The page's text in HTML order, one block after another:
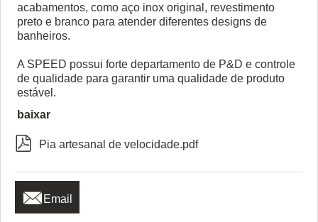
acabamentos, como aço inox original, revestimento
preto e branco para atender diferentes designs de
banheiros.
A SPEED possui forte departamento de P&D e controle
de qualidade para garantir uma qualidade de produto
estável.
baixar
 Pia artesanal de velocidade.pdf
 Email